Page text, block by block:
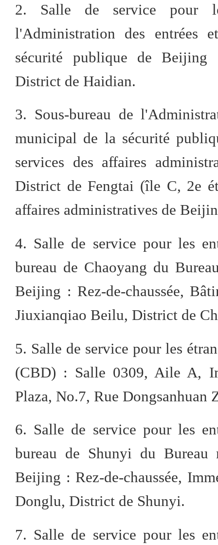
2. Salle de service pour
l'Administration des entrées
sécurité publique de
District de Haidian.
3. Sous-bureau de
municipal de la sécurité
services des affaires
District de Fengtai (île C, 2e
affaires administratives de
4. Salle de service pour les
bureau de Chaoyang du
Beijing : Rez-de-chaussée,
Jiuxianqiao Beilu, District de
5. Salle de service pour les
(CBD) : Salle 0309, Aile A,
Plaza, No.7, Rue
6. Salle de service pour les
bureau de Shunyi du
Beijing : Rez-de-chaussée,
Donglu, District de Shunyi.
7. Salle de service pour les